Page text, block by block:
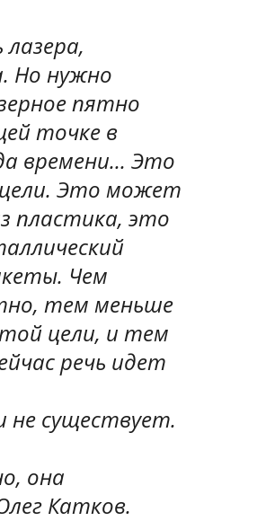
Но нужно
пятно
точке в
времени... Это
Это может
пластика, это
Чем
тем меньше
цели, и тем
речь идет
не существует.
она
Катков.